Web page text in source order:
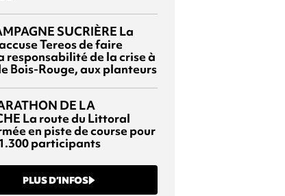
SUCRIÈRE La
Tereos de faire
responsabilité de la crise à
Bois-Rouge, aux planteurs
DE LA
La route du Littoral
en piste de course pour
participants
PLUS D’INFOS